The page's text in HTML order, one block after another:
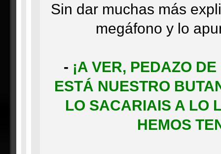
Sin dar muchas más
megáfono y lo
- ¡A VER, PEDAZO
ESTÁ NUESTRO
LO SACARIAIS A LO
HEMOS